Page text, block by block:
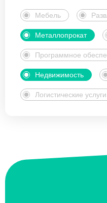
Мебель
Металлопрокат
Программное
Недвижимость
Логистические услуги